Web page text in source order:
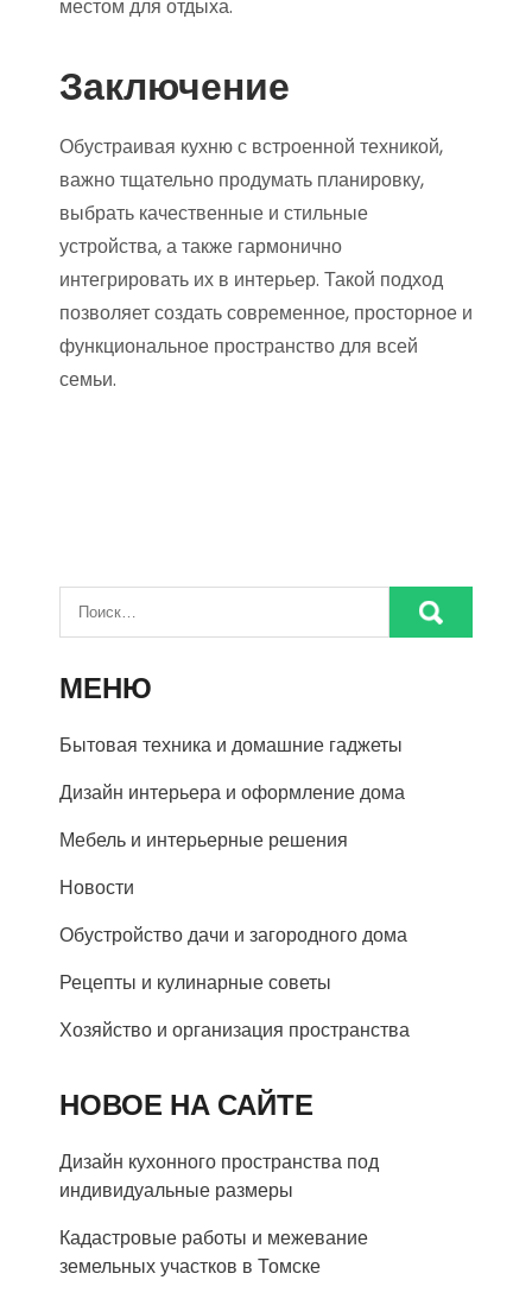
местом для отдыха.
Заключение
Обустраивая кухню с встроенной техникой,
важно тщательно продумать планировку,
выбрать качественные и стильные
устройства, а также гармонично
интегрировать их в интерьер. Такой подход
позволяет создать современное, просторное и
функциональное пространство для всей
семьи.
МЕНЮ
Бытовая техника и домашние гаджеты
Дизайн интерьера и оформление дома
Мебель и интерьерные решения
Новости
Обустройство дачи и загородного дома
Рецепты и кулинарные советы
Хозяйство и организация пространства
НОВОЕ НА САЙТЕ
Дизайн кухонного пространства под
индивидуальные размеры
Кадастровые работы и межевание
земельных участков в Томске